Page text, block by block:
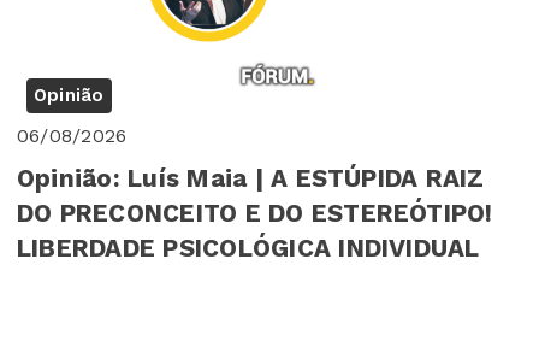
Opinião
06/08/2026
Opinião: Luís Maia | A ESTÚPIDA RAIZ
DO PRECONCEITO E DO ESTEREÓTIPO!
LIBERDADE PSICOLÓGICA INDIVIDUAL